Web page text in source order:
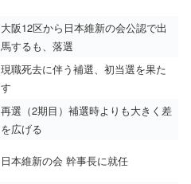
大阪12区から日本維新の会公認で出
馬するも、落選
現職死去に伴う補選、初当選を果た
す
再選（2期目）補選時よりも大きく差
を広げる
日本維新の会 幹事長に就任